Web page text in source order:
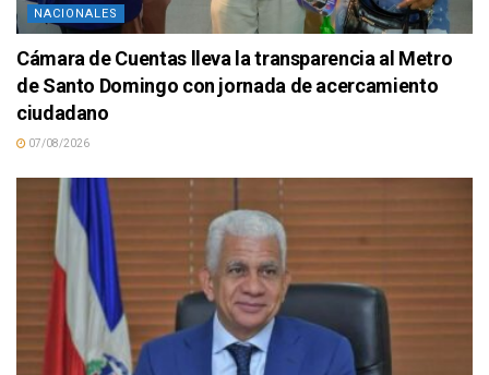
NACIONALES
Cámara de Cuentas lleva la transparencia al Metro
de Santo Domingo con jornada de acercamiento
ciudadano
07/08/2026